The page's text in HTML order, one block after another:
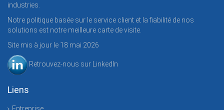
industries.
Notre politique basée sur le service client et la fiabilité de nos
solutions est notre meilleure carte de visite.
Site mis à jour le 18 mai 2026
Retrouvez-nous sur LinkedIn
Liens